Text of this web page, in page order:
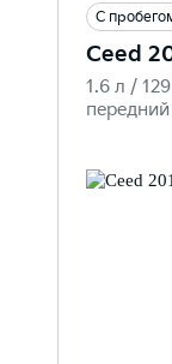
С
Ceed
1.6 л /